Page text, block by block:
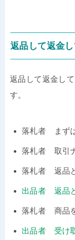
返品して返金
返品して返金し
す。
落札者 まず
落札者 取引
落札者 返品
出品者 返品
落札者 商品
出品者 受け